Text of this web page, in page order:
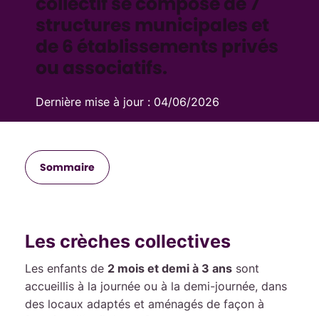
structures municipales et
de 6 établissements privés
ou associatifs.
Dernière mise à jour : 04/06/2026
Sommaire
Les crèches collectives
Les enfants de 2 mois et demi à 3 ans sont
accueillis à la journée ou à la demi-journée, dans
des locaux adaptés et aménagés de façon à